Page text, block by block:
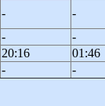
- -
- -
20:16 01:46
- -